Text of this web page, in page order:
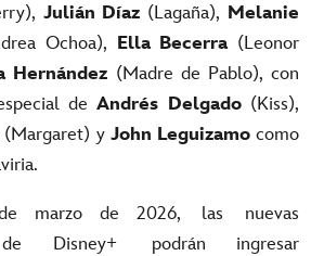
Julián Díaz (Lagaña), Melanie
Ochoa), Ella Becerra(Leonor
Hernández (Madre de Pablo), con
deAndrés Delgado(Kiss),
(Margaret) y John Leguizamocomo
marzo de 2026, las nuevas
de Disney+ podrán ingresar